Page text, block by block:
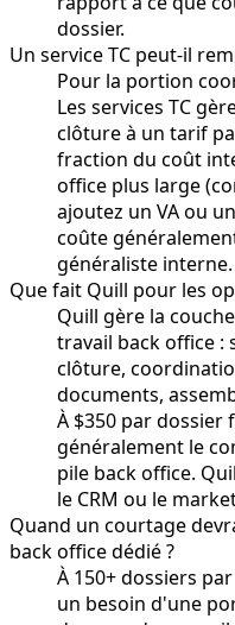
dossier.
Un service TC peut-il
Pour la portion
Les services TC
clôture à un tarif
fraction du coût
office plus large
ajoutez un VA ou
coûte
généraliste interne.
Que fait Quill pour les
Quill gère la
travail back office :
clôture,
documents,
À $350 par dossier
généralement le
pile back office.
le CRM ou le
Quand un courtage
back office dédié ?
À 150+ dossiers
un besoin d'une